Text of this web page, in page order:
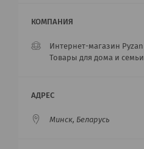
Интернет-магазин Pyzan
Товары для дома и семьи
Минск, Беларусь